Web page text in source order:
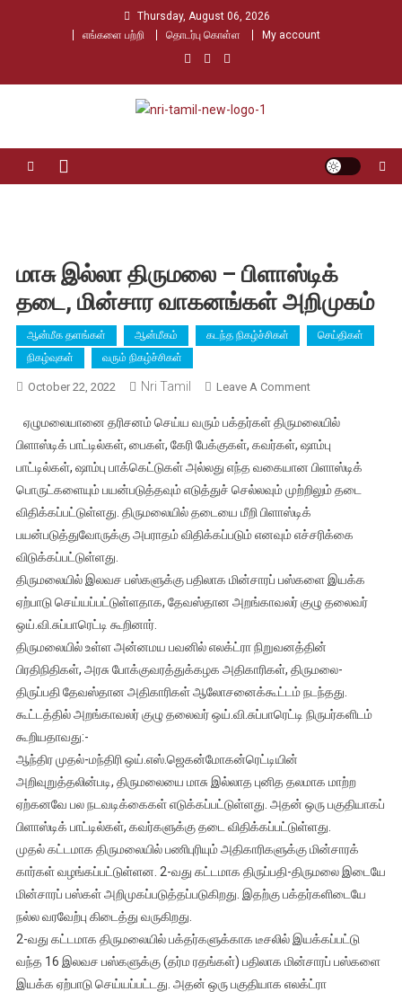
Thursday, August 06, 2026
எங்களை பற்றி
தொடர்பு கொள்ள My account
Nri Tamil
மாசு இல்லா திருமலை – பிளாஸ்டிக்
தடை, மின்சார வாகனங்கள் அறிமுகம்
ஆன்மீக தளங்கள் ஆன்மீகம் கடந்த நிகழ்ச்சிகள்
செய்திகள்
நிகழ்வுகள்
வரும் நிகழ்ச்சிகள்
October 22, 2022 Nri Tamil Leave A CommentOn
இல்லா
திருமலை
–
பிளாஸ்டிக்
தடை,
மின்சார
அறிமுகம்
ஏழுமலையானை தரிசனம் செய்ய வரும் பக்தர்கள் திருமலையில்
பிளாஸ்டிக் பாட்டில்கள், பைகள், கேரி பேக்குகள், கவர்கள், ஷாம்பு
பாட்டில்கள், ஷாம்பு பாக்கெட்டுகள் அல்லது எந்த வகையான பிளாஸ்டிக்
பொருட்களையும் பயன்படுத்தவும் எடுத்துச் செல்லவும் முற்றிலும் தடை
விதிக்கப்பட்டுள்ளது. திருமலையில் தடையை மீறி பிளாஸ்டிக்
பயன்படுத்துவோருக்கு அபராதம் விதிக்கப்படும் எனவும் எச்சரிக்கை
விடுக்கப்பட்டுள்ளது.
திருமலையில் இலவச பஸ்களுக்கு பதிலாக மின்சாரப் பஸ்களை இயக்க
ஏற்பாடு செய்யப்பட்டுள்ளதாக, தேவஸ்தான அறங்காவலர் குழு தலைவர்
ஒய்.வி.சுப்பாரெட்டி கூறினார்.
திருமலையில் உள்ள அன்னமய பவனில் எலக்ட்ரா நிறுவனத்தின்
பிரதிநிதிகள், அரசு போக்குவரத்துக்கழக அதிகாரிகள், திருமலை-
திருப்பதி தேவஸ்தான அதிகாரிகள் ஆலோசனைக்கூட்டம் நடந்தது.
கூட்டத்தில் அறங்காவலர் குழு தலைவர் ஒய்.வி.சுப்பாரெட்டி நிருபர்களிடம்
கூறியதாவது:-
ஆந்திர முதல்-மந்திரி ஒய்.எஸ்.ஜெகன்மோகன்ரெட்டியின்
அறிவுறுத்தலின்படி, திருமலையை மாசு இல்லாத புனித தலமாக மாற்ற
ஏற்கனவே பல நடவடிக்கைகள் எடுக்கப்பட்டுள்ளது. அதன் ஒரு பகுதியாகப்
பிளாஸ்டிக் பாட்டில்கள், கவர்களுக்கு தடை விதிக்கப்பட்டுள்ளது.
முதல் கட்டமாக திருமலையில் பணிபுரியும் அதிகாரிகளுக்கு மின்சாரக்
கார்கள் வழங்கப்பட்டுள்ளன. 2-வது கட்டமாக திருப்பதி-திருமலை இடையே
மின்சாரப் பஸ்கள் அறிமுகப்படுத்தப்படுகிறது. இதற்கு பக்தர்களிடையே
நல்ல வரவேற்பு கிடைத்து வருகிறது.
2-வது கட்டமாக திருமலையில் பக்தர்களுக்காக டீசலில் இயக்கப்பட்டு
வந்த 16 இலவச பஸ்களுக்கு (தர்ம ரதங்கள்) பதிலாக மின்சாரப் பஸ்களை
இயக்க ஏற்பாடு செய்யப்பட்டது. அதன் ஒரு பகுதியாக எலக்ட்ரா